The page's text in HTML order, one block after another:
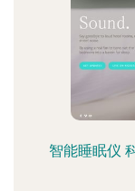
智能睡眠仪